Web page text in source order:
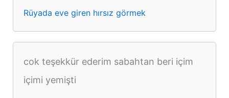
Rüyada eve giren hırsız görmek
cok teşekkür ederim sabahtan beri içim
içimi yemişti